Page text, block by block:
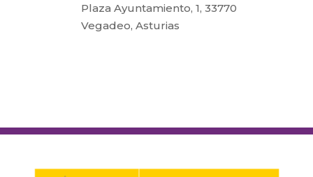
Plaza Ayuntamiento, 1, 33770
Vegadeo, Asturias